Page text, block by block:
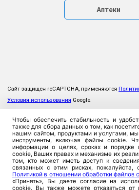
Аптеки
Сайт защищен reCAPTCHA, применяются
Условия использования Google.
Чтобы обеспечить стабильность и
также для сбора данных о том, как
нашим сайтом, продуктами и услугами,
инструменты, включая файлы cookie.
информации о целях, сроках и порядке
cookie, Ваших правах и механизме их
том, кто может иметь доступ к
связанных с этим рисках, пожалуйста,
Политикой в отношении обработки файлов
«Принять», Вы даете согласие на
cookie. Вы также можете отказаться от